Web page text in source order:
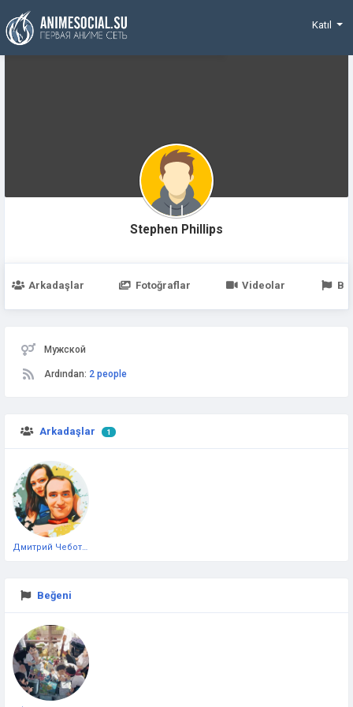
Funding
Katıl
Stephen Phillips
Arkadaşlar Fotoğraflar Videolar
Мужской
Ardından: 2 people
Arkadaşlar 1
Beğeni